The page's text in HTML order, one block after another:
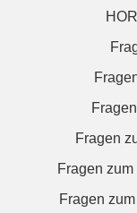
Fragen
Fragen
Fragen